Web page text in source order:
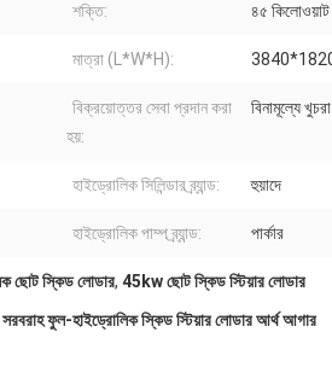
শক্তি: ৪৫ কিলোওয়াট
মাত্রা (L*W*H):
বিক্রয়োত্তর সেবা প্রদান করা
হয়:
বিনামূল্যে খুচরা
হাইড্রোলিক সিলিন্ডার ব্র্যান্ড: হুয়াদে
হাইড্রোলিক পাম্প ব্র্যান্ড: পার্কার
ছোট স্কিড লোডার, 45kw ছোট স্কিড স্টিয়ার লোডার
সরবরাহ ফুল-হাইড্রোলিক স্কিড স্টিয়ার লোডার আর্থ আগার